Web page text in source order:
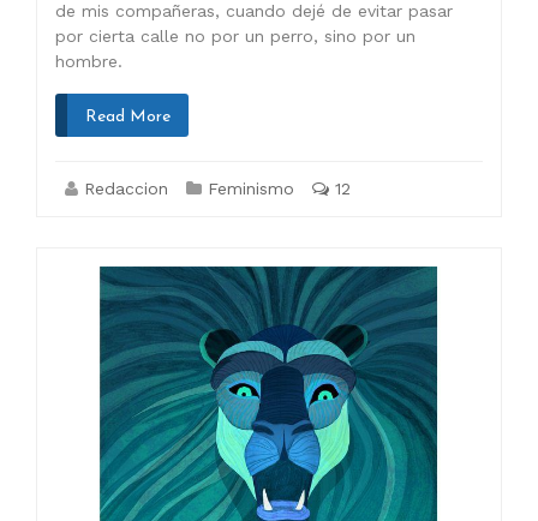
de mis compañeras, cuando dejé de evitar pasar
por cierta calle no por un perro, sino por un
hombre.
Read More
Redaccion Feminismo 12